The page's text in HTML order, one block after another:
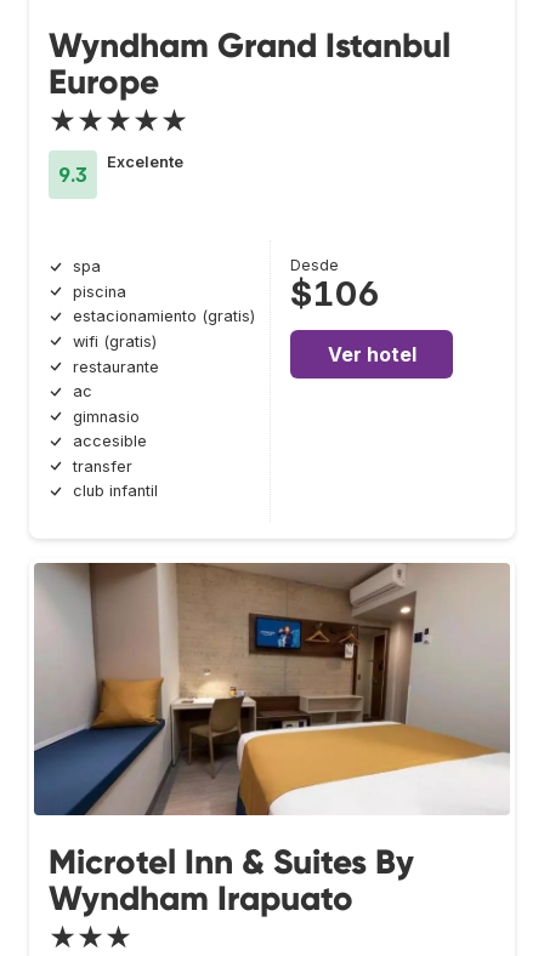
Wyndham Grand Istanbul
Europe
★★★★★
9.3
Excelente
spa
piscina
estacionamiento (gratis)
wifi (gratis)
restaurante
ac
gimnasio
accesible
transfer
club infantil
Desde
$106
Ver hotel
Microtel Inn & Suites By
Wyndham Irapuato
★★★